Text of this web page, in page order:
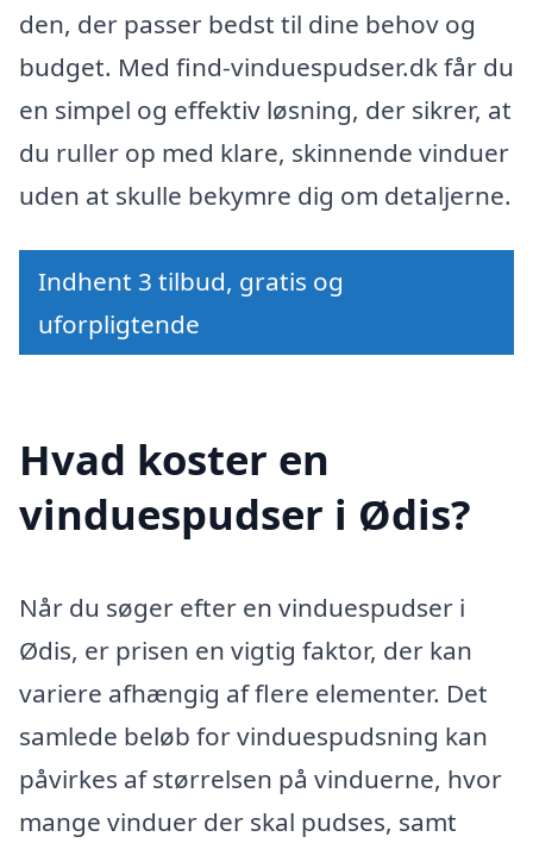
den, der passer bedst til dine behov og
budget. Med find-vinduespudser.dk får du
en simpel og effektiv løsning, der sikrer, at
du ruller op med klare, skinnende vinduer
uden at skulle bekymre dig om detaljerne.
Indhent 3 tilbud, gratis og
uforpligtende
Hvad koster en
vinduespudser i Ødis?
Når du søger efter en vinduespudser i
Ødis, er prisen en vigtig faktor, der kan
variere afhængig af flere elementer. Det
samlede beløb for vinduespudsning kan
påvirkes af størrelsen på vinduerne, hvor
mange vinduer der skal pudses, samt